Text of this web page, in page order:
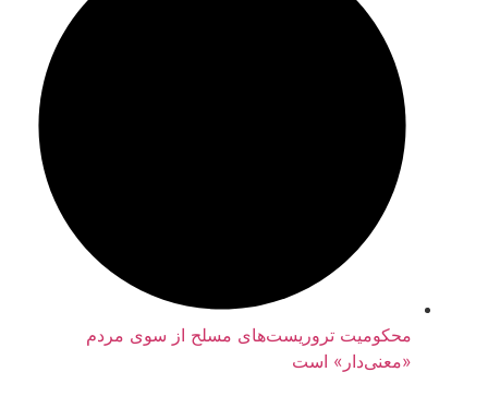
محکومیت تروریست‌های مسلح از سوی مردم
«معنی‌دار» است